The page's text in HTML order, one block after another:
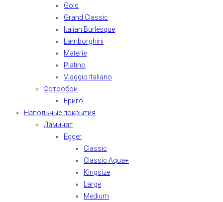
Gold
Grand Classic
Italian Burlesque
Lamborghini
Materie
Platino
Viaggio Italiano
Фотообои
Ериго
Напольные покрытия
Ламинат
Egger
Classic
Classic Aqua+
Kingsize
Large
Medium